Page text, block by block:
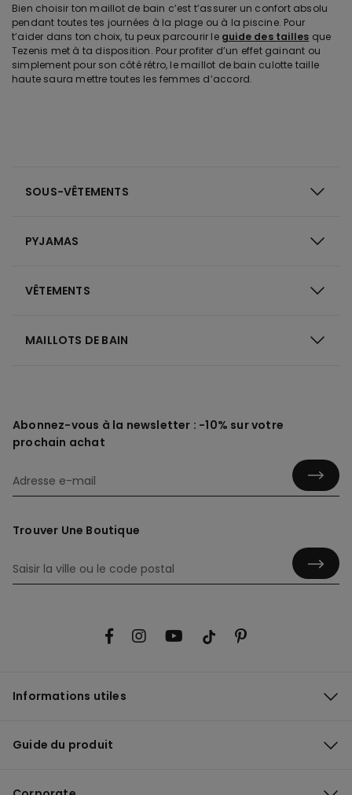
Bien choisir ton maillot de bain c’est t’assurer un confort absolu
pendant toutes tes journées à la plage ou à la piscine. Pour
t’aider dans ton choix, tu peux parcourir le guide des tailles que
Tezenis met à ta disposition. Pour profiter d’un effet gainant ou
simplement pour son côté rétro, le maillot de bain culotte taille
haute saura mettre toutes les femmes d’accord.
SOUS-VÊTEMENTS
PYJAMAS
VÊTEMENTS
MAILLOTS DE BAIN
Abonnez-vous à la newsletter : -10% sur votre
prochain achat
Trouver Une Boutique
Informations utiles
Guide du produit